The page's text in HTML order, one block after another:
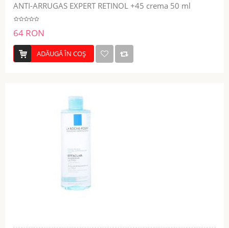
ANTI-ARRUGAS EXPERT RETINOL +45 crema 50 ml
64 RON
ADĂUGĂ ÎN COŞ